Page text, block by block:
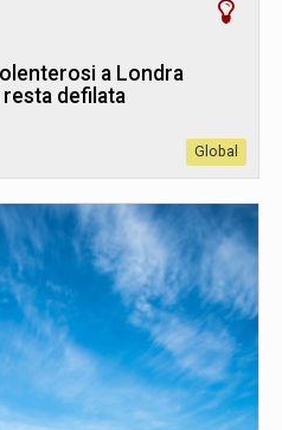
a Londra
defilata
Global